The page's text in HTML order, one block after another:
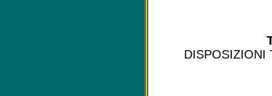
DISPOSIZIONI